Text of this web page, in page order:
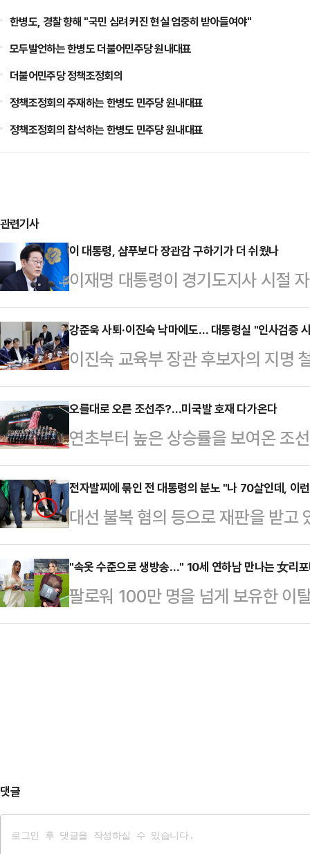
한병도, 경찰 향해 "국민 심려 커진 현실 엄중히 받아들여야"
모두발언하는 한병도 더불어민주당 원내대표
더불어민주당 정책조정회의
정책조정회의 주재하는 한병도 민주당 원내대표
정책조정회의 참석하는 한병도 민주당 원내대표
관련기사
이 대통령, 샴푸보다 장관감 구하기가 더 쉬웠나
이재명 대통령이 경기도지사 시절
드로 구매했다고 해서 한동안 국민
정직 7급 공무원이 (자기들 말로) ‘
노라고 폭로했었다. 이 지사가 애용
동까지 왕복 4시간이나 되는 길을
될 것이 없다. 일제든 국산이든, 아
일이 아니다. 경기도청 별정직 7급
하는 미용…
강준욱 사퇴·이진숙 낙마에도… 대통령실 "인사검증
이진숙 교육부 장관 후보자의 지명
서관이 자진 사퇴하면서, 이재명 정
문이 제기되고 있다. 그럼에도 대통
다"는 입장을 유지하며 책임론을
정 대통령실 대변인은 강준욱 비서
관련해 인사검증이 부실했던 것 아
지 못했던 예상 밖의 문제가 발견
까지 많은 비서관들이 임…
오를대로 오른 조선주?…미국발 호재 다가온다
연초부터 높은 상승률을 보여온 조
을 보이는 가운데 향후 반등 여부에
로 2분기 실적 전망이 불투명하지
를 것이라는 기대감을 낳고 있다
양, HD현대중공업, 한화오션 주
2.82% 하락했다.해당 종목들이
매물이 대거 쏟아진 영향으로 풀이
종목별 차…
전자발찌에 묶인 전 대통령의 분노 "나 70살인데, 이
대선 불복 혐의 등으로 재판을 받고
령의 발목에 위치추적 전자장치(전
외신에 따르면 보우소나루 전 대통
(연방 상·하원) 건물 계단에서 왼쪽
취재진에게 내보이며 발끈했다.그
"속옷 수준으로 생방송…" 10세 연하남 만나는 女리
팔로워 100만 명을 넘게 보유한 이
나의 과한 노출 의상이 화제의 중
댓글